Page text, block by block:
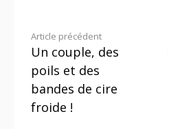
Lire
la
suite
Article précédent
Un couple, des
poils et des
bandes de cire
froide !